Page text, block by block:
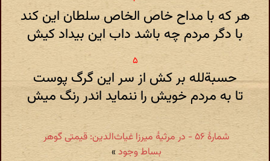
هر که با مداح خاص الخاص سلطان این کند
با دگر مردم چه باشد داب این بیداد کیش
حسبةلله بر کش از سر این گرگ پوست
تا به مردم خویش را ننماید اندر رنگ میش
شمارهٔ ۵۶ - در مرثیهٔ میرزا غیاث‌الدین: قیمتی گوهر
بساط وجود»